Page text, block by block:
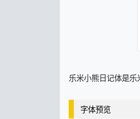
乐米小熊日记体是
字体预览